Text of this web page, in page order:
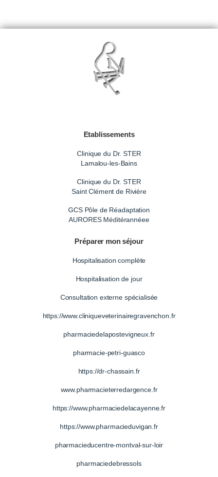
Etablissements
Clinique du Dr. STER
Lamalou-les-Bains
Clinique du Dr. STER
Saint Clément de Rivière
GCS Pôle de Réadaptation
AURORES Méditérannéee
Préparer mon séjour
Hospitalisation complète
Hospitalisation de jour
Consultation externe spécialisée
https://www.cliniqueveterinairegravenchon.fr
pharmaciedelapostevigneux.fr
pharmacie-petri-guasco
https://dr-chassain.fr
www.pharmacieterredargence.fr
https://www.pharmaciedelacayenne.fr
https://www.pharmacieduvigan.fr
pharmacieducentre-montval-sur-loir
pharmaciedebressols